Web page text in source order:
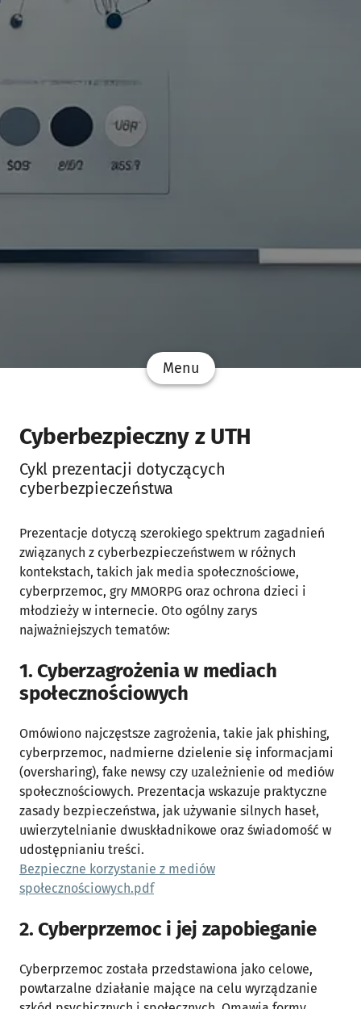
Menu
Cyberbezpieczny z UTH
Cykl prezentacji dotyczących
cyberbezpieczeństwa
Prezentacje dotyczą szerokiego spektrum zagadnień
związanych z cyberbezpieczeństwem w różnych
kontekstach, takich jak media społecznościowe,
cyberprzemoc, gry MMORPG oraz ochrona dzieci i
młodzieży w internecie. Oto ogólny zarys
najważniejszych tematów:
1. Cyberzagrożenia w mediach
społecznościowych
Omówiono najczęstsze zagrożenia, takie jak phishing,
cyberprzemoc, nadmierne dzielenie się informacjami
(oversharing), fake newsy czy uzależnienie od mediów
społecznościowych. Prezentacja wskazuje praktyczne
zasady bezpieczeństwa, jak używanie silnych haseł,
uwierzytelnianie dwuskładnikowe oraz świadomość w
udostępnianiu treści.
Bezpieczne korzystanie z mediów
społecznościowych.pdf
2. Cyberprzemoc i jej zapobieganie
Cyberprzemoc została przedstawiona jako celowe,
powtarzalne działanie mające na celu wyrządzanie